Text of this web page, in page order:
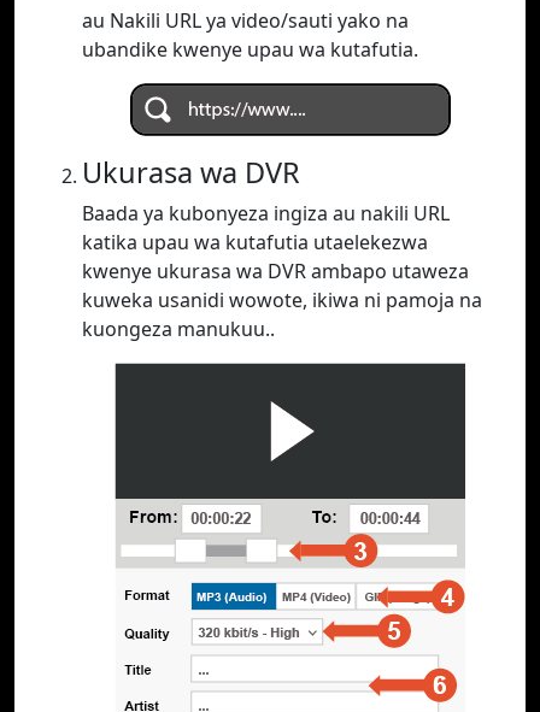
au Nakili URL ya video/sauti yako na
ubandike kwenye upau wa kutafutia.
Ukurasa wa DVR
Baada ya kubonyeza ingiza au nakili URL
katika upau wa kutafutia utaelekezwa
kwenye ukurasa wa DVR ambapo utaweza
kuweka usanidi wowote, ikiwa ni pamoja na
kuongeza manukuu..